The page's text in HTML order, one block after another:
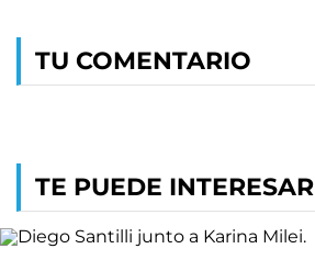
TU COMENTARIO
TE PUEDE INTERESAR